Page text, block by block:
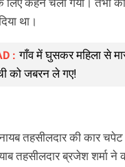
था।
: गाँव में घुसकर महिला से
को जबरन ले गए!
तहसीलदार की कार
तहसीलदार ब्रजेश शर्मा